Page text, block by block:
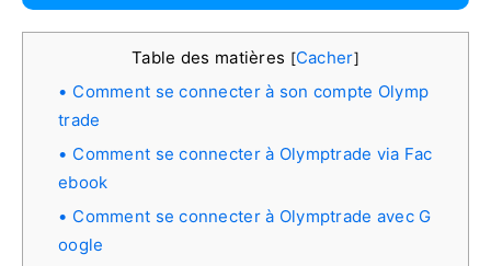
Table des matières [Cacher]
Comment se connecter à son compte Olymp
trade
Comment se connecter à Olymptrade via Fac
ebook
Comment se connecter à Olymptrade avec G
oogle